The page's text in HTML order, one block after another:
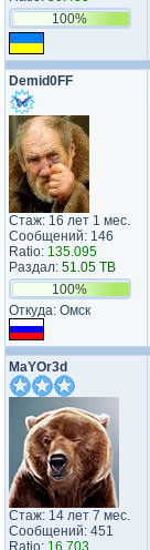
100%
Demid0FF
Стаж: 16 лет 1 мес.
Сообщений: 146
Ratio: 135.095
Раздал: 51.05 TB
100%
Откуда: Омск
MaYOr3d
Стаж: 14 лет 7 мес.
Сообщений: 451
Ratio: 16.703